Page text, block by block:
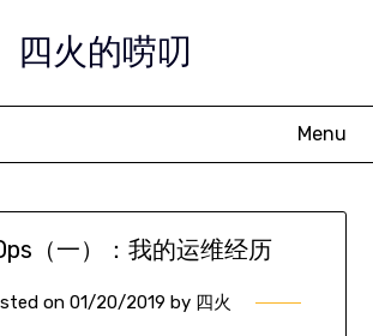
四火的唠叨
Menu
（一）：我的运维经历
on 01/20/2019 by 四火